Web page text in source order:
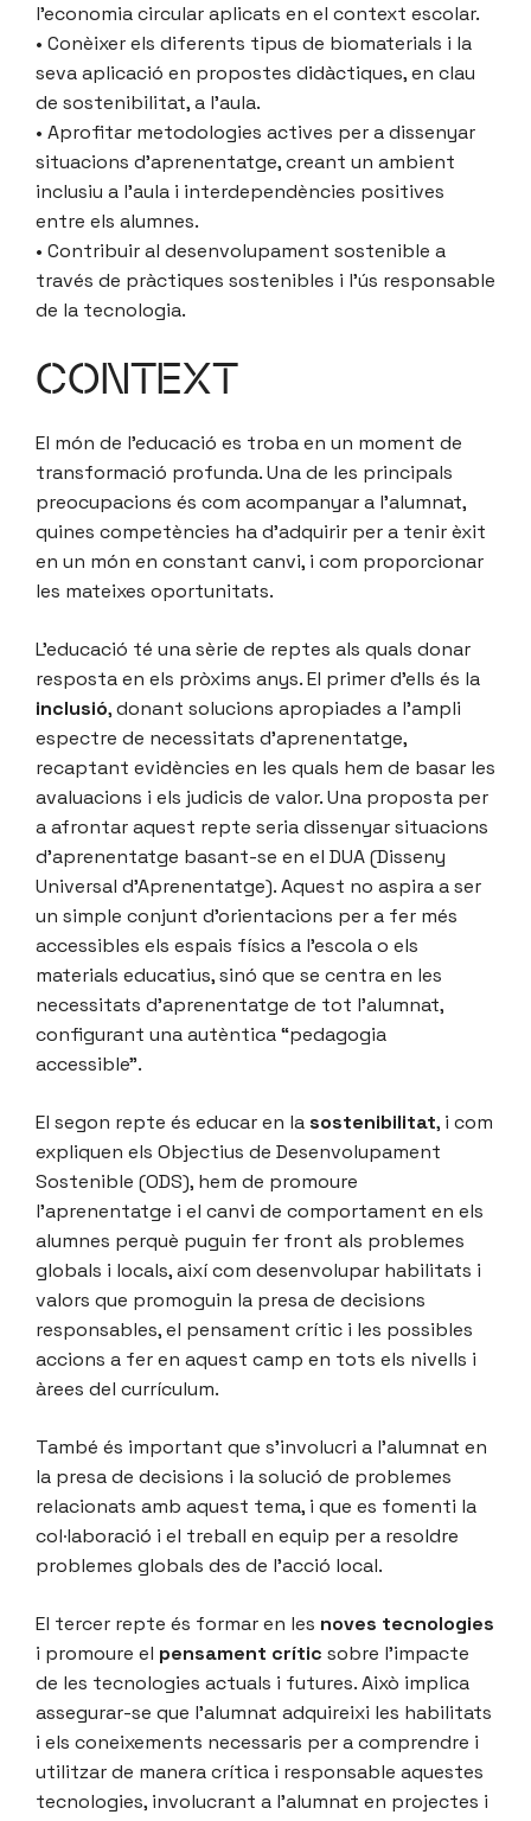
l’economia circular aplicats en el context escolar.
• Conèixer els diferents tipus de biomaterials i la
seva aplicació en propostes didàctiques, en clau
de sostenibilitat, a l’aula.
• Aprofitar metodologies actives per a dissenyar
situacions d’aprenentatge, creant un ambient
inclusiu a l’aula i interdependències positives
entre els alumnes.
• Contribuir al desenvolupament sostenible a
través de pràctiques sostenibles i l’ús responsable
de la tecnologia.
CONTEXT
El món de l’educació es troba en un moment de
transformació profunda. Una de les principals
preocupacions és com acompanyar a l’alumnat,
quines competències ha d’adquirir per a tenir èxit
en un món en constant canvi, i com proporcionar
les mateixes oportunitats.
L’educació té una sèrie de reptes als quals donar
resposta en els pròxims anys. El primer d’ells és la
inclusió, donant solucions apropiades a l’ampli
espectre de necessitats d’aprenentatge,
recaptant evidències en les quals hem de basar les
avaluacions i els judicis de valor. Una proposta per
a afrontar aquest repte seria dissenyar situacions
d’aprenentatge basant-se en el DUA (Disseny
Universal d’Aprenentatge). Aquest no aspira a ser
un simple conjunt d’orientacions per a fer més
accessibles els espais físics a l’escola o els
materials educatius, sinó que se centra en les
necessitats d’aprenentatge de tot l’alumnat,
configurant una autèntica “pedagogia
accessible”.
El segon repte és educar en lasostenibilitat, i com
expliquen els Objectius de Desenvolupament
Sostenible (ODS), hem de promoure
l’aprenentatge i el canvi de comportament en els
alumnes perquè puguin fer front als problemes
globals i locals, així com desenvolupar habilitats i
valors que promoguin la presa de decisions
responsables, el pensament crític i les possibles
accions a fer en aquest camp en tots els nivells i
àrees del currículum.
També és important que s’involucri a l’alumnat en
la presa de decisions i la solució de problemes
relacionats amb aquest tema, i que es fomenti la
col·laboració i el treball en equip per a resoldre
problemes globals des de l’acció local.
El tercer repte és formar en les noves tecnologies
i promoure el pensament crític sobre l’impacte
de les tecnologies actuals i futures. Això implica
assegurar-se que l’alumnat adquireixi les habilitats
i els coneixements necessaris per a comprendre i
utilitzar de manera crítica i responsable aquestes
tecnologies, involucrant a l’alumnat en projectes i